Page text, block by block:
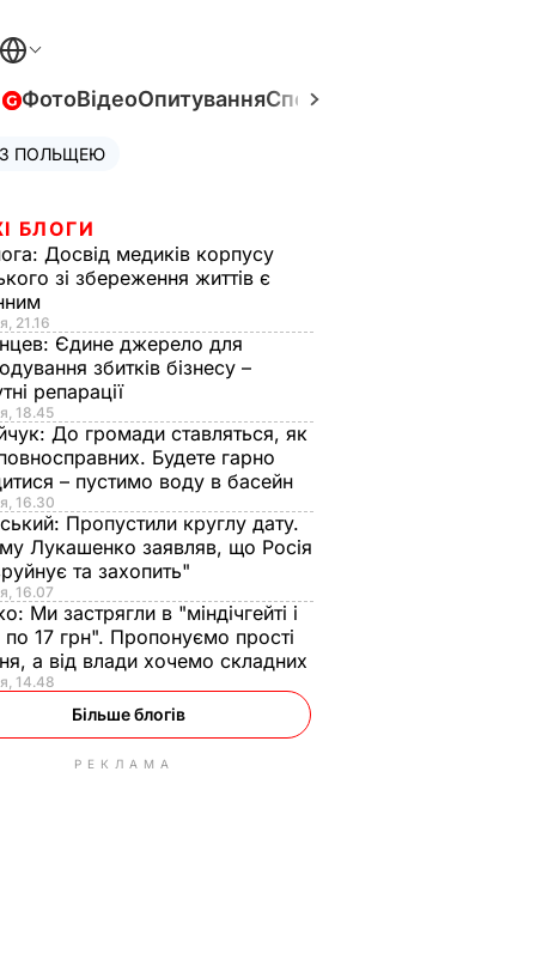
ФотоВідеоОпитуванняСпецпроєкти
ПОЛЬЩЕЮ
БЛОГИ
Досвід медиків корпусу
зі збереження життів є
21.16
Єдине джерело для
збитків бізнесу –
репарації
18.45
До громади ставляться, як
Будете гарно
– пустимо воду в басейн
16.30
Пропустили круглу дату.
Лукашенко заявляв, що Росія
та захопить"
16.07
Ми застрягли в "міндічгейті і
по 17 грн". Пропонуємо прості
а від влади хочемо складних
14.48
Більше блогів
РЕКЛАМА